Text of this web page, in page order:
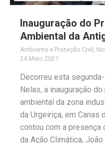
Inauguração do
Ambiental da
Ambiente e Proteção Civil
24 Maio 2021
Decorreu esta
Nelas, a inauguração
ambiental da zona
da Urgeiriça, em Canas
contou com a
da Ação Climática,